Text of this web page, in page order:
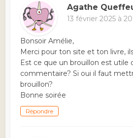
Agathe
13 février 2025 à
Bonsoir Amélie,
Merci pour ton site et ton livre,
Est ce que un brouillon est utile
commentaire? Si oui il faut
brouillon?
Bonne soirée
Répondre